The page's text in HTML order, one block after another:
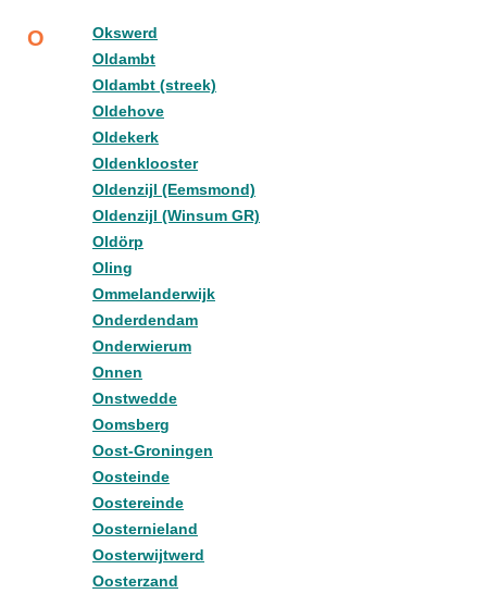
O
Okswerd
Oldambt
Oldambt (streek)
Oldehove
Oldekerk
Oldenklooster
Oldenzijl (Eemsmond)
Oldenzijl (Winsum GR)
Oldörp
Oling
Ommelanderwijk
Onderdendam
Onderwierum
Onnen
Onstwedde
Oomsberg
Oost-Groningen
Oosteinde
Oostereinde
Oosternieland
Oosterwijtwerd
Oosterzand